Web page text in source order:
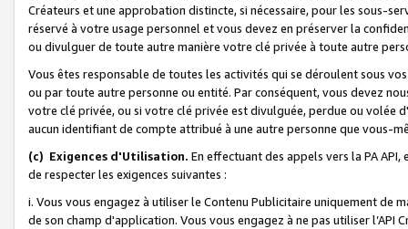
Créateurs et une approbation distincte, si nécessaire, pour les sous-
réservé à votre usage personnel et vous devez en préserver la
ou divulguer de toute autre manière votre clé privée à toute autre
Vous êtes responsable de toutes les activités qui se déroulent sous
ou par toute autre personne ou entité. Par conséquent, vous devez
votre clé privée, ou si votre clé privée est divulguée, perdue ou volée
aucun identifiant de compte attribué à une autre personne que vous-
(c) Exigences d'Utilisation. En effectuant des appels vers la PA
de respecter les exigences suivantes :
i. Vous vous engagez à utiliser le Contenu Publicitaire uniquement de
de son champ d'application. Vous vous engagez à ne pas utiliser l’API